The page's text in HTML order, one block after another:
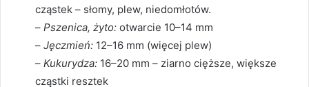
cząstek – słomy, plew, niedomłotów.
– Pszenica, żyto: otwarcie 10–14 mm
– Jęczmień: 12–16 mm (więcej plew)
– Kukurydza: 16–20 mm – ziarno cięższe, większe
cząstki resztek